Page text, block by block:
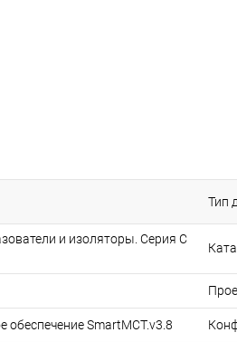
Тип
и изоляторы. Серия C
SmartMCT.v3.8